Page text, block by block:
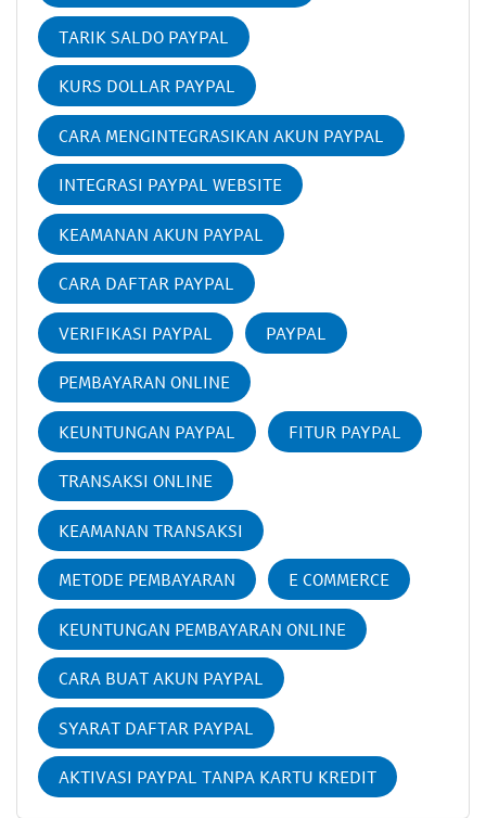
TARIK SALDO PAYPAL
KURS DOLLAR PAYPAL
CARA MENGINTEGRASIKAN AKUN PAYPAL
INTEGRASI PAYPAL WEBSITE
KEAMANAN AKUN PAYPAL
CARA DAFTAR PAYPAL
VERIFIKASI PAYPAL PAYPAL
PEMBAYARAN ONLINE
KEUNTUNGAN PAYPAL FITUR PAYPAL
TRANSAKSI ONLINE
KEAMANAN TRANSAKSI
METODE PEMBAYARAN E COMMERCE
KEUNTUNGAN PEMBAYARAN ONLINE
CARA BUAT AKUN PAYPAL
SYARAT DAFTAR PAYPAL
AKTIVASI PAYPAL TANPA KARTU KREDIT